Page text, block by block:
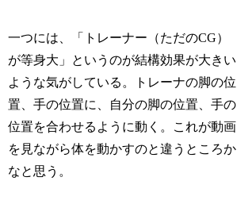
一つには、「トレーナー（ただのCG）
が等身大」というのが結構効果が大きい
ような気がしている。トレーナの脚の位
置、手の位置に、自分の脚の位置、手の
位置を合わせるように動く。これが動画
を見ながら体を動かすのと違うところか
なと思う。